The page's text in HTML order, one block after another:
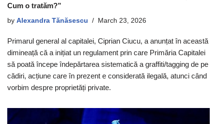
Cum o tratăm?”
by Alexandra Tănăsescu March 23, 2026
Primarul general al capitalei, Ciprian Ciucu, a anunțat în această
dimineață că a inițiat un regulament prin care Primăria Capitalei
să poată începe îndepărtarea sistematică a graffiti/tagging de pe
cădiri, acțiune care în prezent e considerată ilegală, atunci când
vorbim despre proprietăți private.